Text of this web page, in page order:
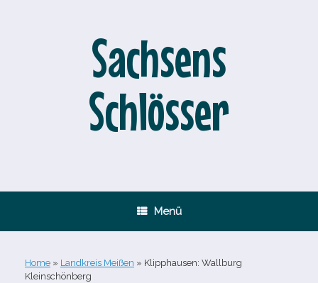
Sachsens
Schlösser
Menü
Home » Landkreis Meißen » Klipphausen: Wallburg
Kleinschönberg